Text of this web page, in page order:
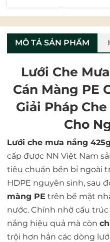
MÔ TẢ SẢN PHẨM
Lưới Che
Cán Màng PE
Giải Pháp
Cho
Lưới che mưa nắng
cấp được NN Việt Nam
tiêu chuẩn bền bỉ ngoài
HDPE nguyên sinh, sau
màng PE trên bề mặt
nước. Chính nhờ cấu
nắng hiệu quả mà còn
trội hơn hẳn các dòng